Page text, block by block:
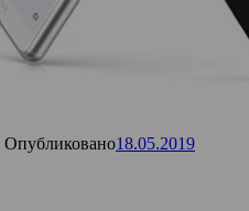
Опубликовано18.05.2019